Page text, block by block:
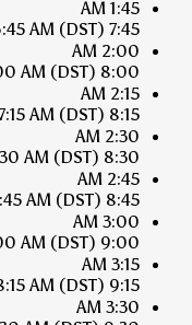
1:45 AM
7:45 AM
AM (DST)
2:00 AM
8:00 AM
AM (DST)
2:15 AM
8:15 AM
AM (DST)
2:30 AM
8:30 AM
AM (DST)
2:45 AM
8:45 AM
AM (DST)
3:00 AM
9:00 AM
AM (DST)
3:15 AM
9:15 AM
AM (DST)
3:30 AM